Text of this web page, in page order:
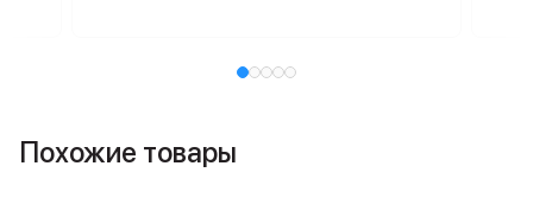
Похожие товары